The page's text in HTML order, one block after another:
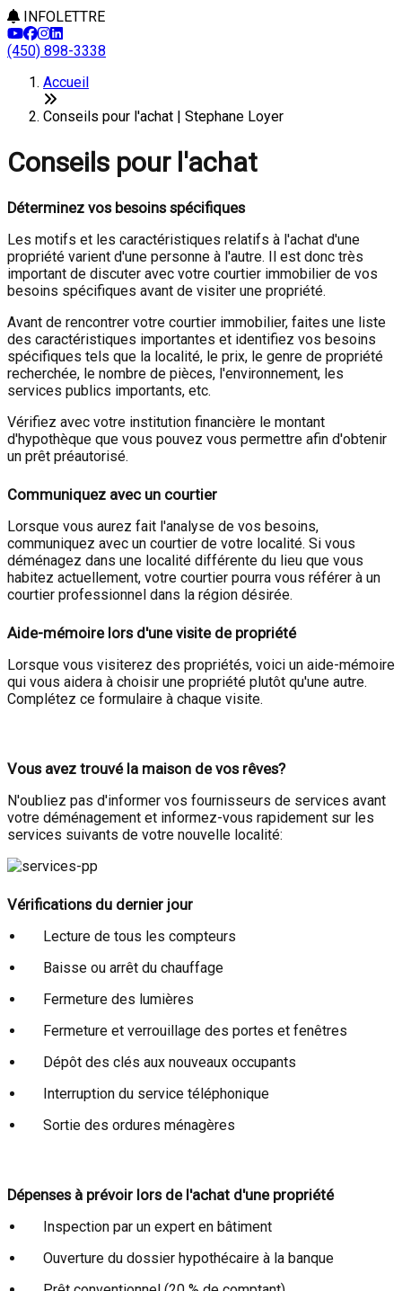
INFOLETTRE
(450) 898-3338
Accueil
Conseils pour l'achat | Stephane Loyer
Conseils pour l'achat
Déterminez vos besoins spécifiques
Les motifs et les caractéristiques relatifs à l'achat d'une
propriété varient d'une personne à l'autre. Il est donc très
important de discuter avec votre courtier immobilier de vos
besoins spécifiques avant de visiter une propriété.
Avant de rencontrer votre courtier immobilier, faites une liste
des caractéristiques importantes et identifiez vos besoins
spécifiques tels que la localité, le prix, le genre de propriété
recherchée, le nombre de pièces, l'environnement, les
services publics importants, etc.
Vérifiez avec votre institution financière le montant
d'hypothèque que vous pouvez vous permettre afin d'obtenir
un prêt préautorisé.
Communiquez avec un courtier
Lorsque vous aurez fait l'analyse de vos besoins,
communiquez avec un courtier de votre localité. Si vous
déménagez dans une localité différente du lieu que vous
habitez actuellement, votre courtier pourra vous référer à un
courtier professionnel dans la région désirée.
Aide-mémoire lors d'une visite de propriété
Lorsque vous visiterez des propriétés, voici un aide-mémoire
qui vous aidera à choisir une propriété plutôt qu'une autre.
Complétez ce formulaire à chaque visite.
Vous avez trouvé la maison de vos rêves?
N'oubliez pas d'informer vos fournisseurs de services avant
votre déménagement et informez-vous rapidement sur les
services suivants de votre nouvelle localité:
Vérifications du dernier jour
Lecture de tous les compteurs
Baisse ou arrêt du chauffage
Fermeture des lumières
Fermeture et verrouillage des portes et fenêtres
Dépôt des clés aux nouveaux occupants
Interruption du service téléphonique
Sortie des ordures ménagères
Dépenses à prévoir lors de l'achat d'une propriété
Inspection par un expert en bâtiment
Ouverture du dossier hypothécaire à la banque